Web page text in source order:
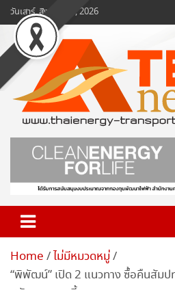
Skip
to
content
วันเสาร์, สิงหาคม 8, 2026
www.ten-
ข่าวพลังงานและคมนาคม
Home ไม่มีหมวดหมู่
“พิพัฒน์” เปิด 2 แนวทาง ซื้อคืนสัมป